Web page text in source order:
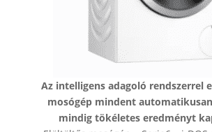
Az intelligens adagoló rendszerrel
mosógép mindent
mindig tökéletes eredményt